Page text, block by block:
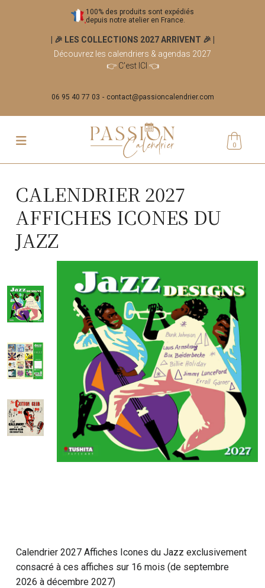
100% des produits sont expédiés
depuis notre atelier en France.
| 🎉 LES COLLECTIONS 2027 ARRIVENT 🎉
Découvrez les calendriers & agendas 2027
👉 C'est ICI 👈
06 95 40 77 03 contact@passioncalendrier.com
0
CALENDRIER 2027
AFFICHES ICONES DU
JAZZ
Calendrier 2027 Affiches Icones du Jazz exclusivement
consacré à ces affiches sur 16 mois (de septembre
2026 à décembre 2027)